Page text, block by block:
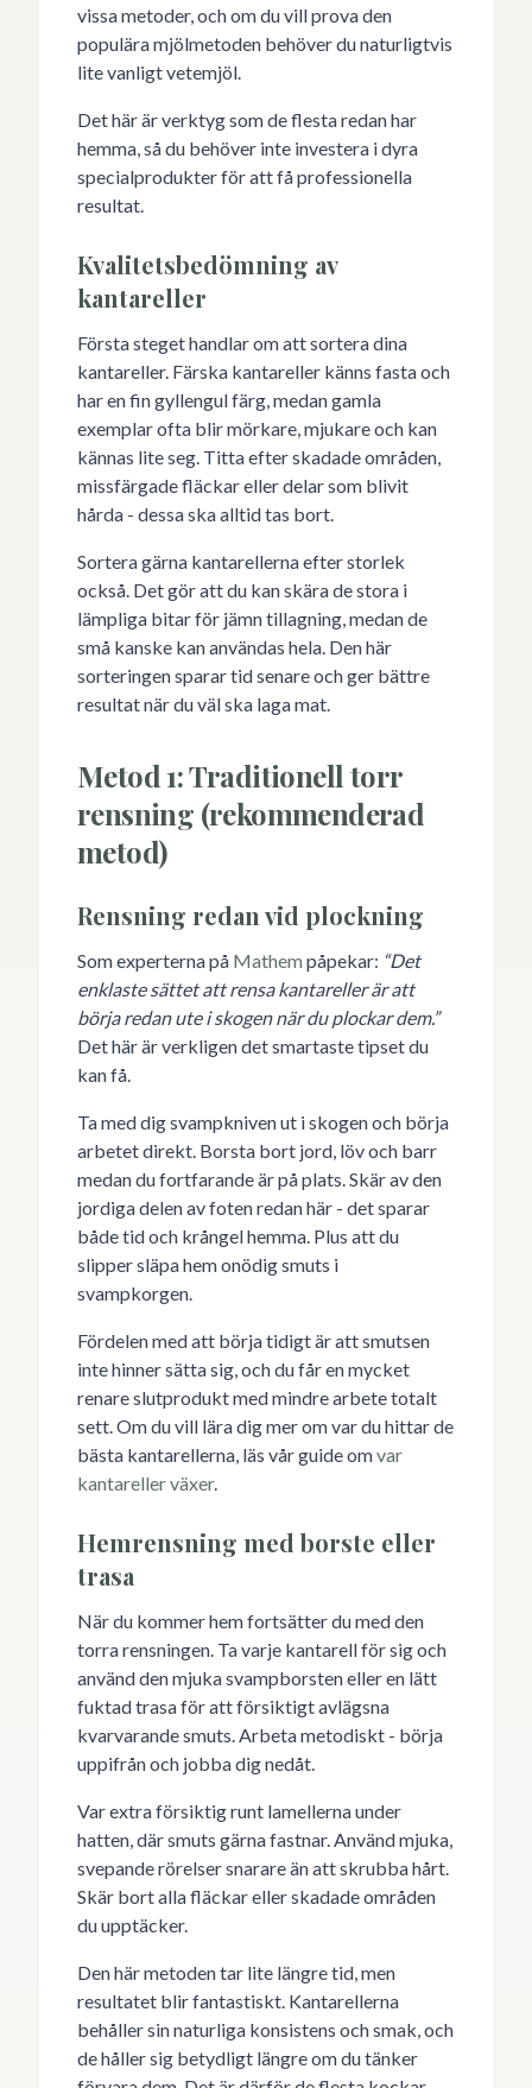
vissa metoder, och om du vill prova den
populära mjölmetoden behöver du naturligtvis
lite vanligt vetemjöl.
Det här är verktyg som de flesta redan har
hemma, så du behöver inte investera i dyra
specialprodukter för att få professionella
resultat.
Kvalitetsbedömning av
kantareller
Första steget handlar om att sortera dina
kantareller. Färska kantareller känns fasta och
har en fin gyllengul färg, medan gamla
exemplar ofta blir mörkare, mjukare och kan
kännas lite seg. Titta efter skadade områden,
missfärgade fläckar eller delar som blivit
hårda - dessa ska alltid tas bort.
Sortera gärna kantarellerna efter storlek
också. Det gör att du kan skära de stora i
lämpliga bitar för jämn tillagning, medan de
små kanske kan användas hela. Den här
sorteringen sparar tid senare och ger bättre
resultat när du väl ska laga mat.
Metod 1: Traditionell torr
rensning (rekommenderad
metod)
Rensning redan vid plockning
Som experterna på Mathem påpekar: “Det
enklaste sättet att rensa kantareller är att
börja redan ute i skogen när du plockar dem.”
Det här är verkligen det smartaste tipset du
kan få.
Ta med dig svampkniven ut i skogen och börja
arbetet direkt. Borsta bort jord, löv och barr
medan du fortfarande är på plats. Skär av den
jordiga delen av foten redan här - det sparar
både tid och krångel hemma. Plus att du
slipper släpa hem onödig smuts i
svampkorgen.
Fördelen med att börja tidigt är att smutsen
inte hinner sätta sig, och du får en mycket
renare slutprodukt med mindre arbete totalt
sett. Om du vill lära dig mer om var du hittar de
bästa kantarellerna, läs vår guide omvar
kantareller växer.
Hemrensning med borste eller
trasa
När du kommer hem fortsätter du med den
torra rensningen. Ta varje kantarell för sig och
använd den mjuka svampborsten eller en lätt
fuktad trasa för att försiktigt avlägsna
kvarvarande smuts. Arbeta metodiskt - börja
uppifrån och jobba dig nedåt.
Var extra försiktig runt lamellerna under
hatten, där smuts gärna fastnar. Använd mjuka,
svepande rörelser snarare än att skrubba hårt.
Skär bort alla fläckar eller skadade områden
du upptäcker.
Den här metoden tar lite längre tid, men
resultatet blir fantastiskt. Kantarellerna
behåller sin naturliga konsistens och smak, och
de håller sig betydligt längre om du tänker